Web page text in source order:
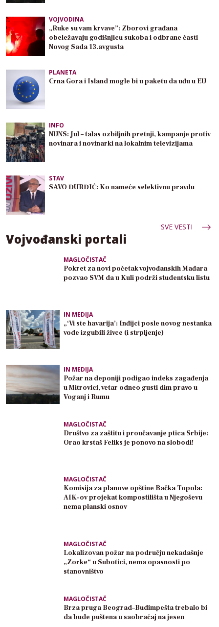
VOJVODINA
„Ruke su vam krvave”: Zborovi građana
obeležavaju godišnjicu sukoba i odbrane časti
Novog Sada 13.avgusta
PLANETA
Crna Gora i Island mogle bi u paketu da uđu u EU
INFO
NUNS: Jul – talas ozbiljnih pretnji, kampanje protiv
novinara i novinarki na lokalnim televizijama
STAV
SAVO ĐURĐIĆ: Ko nameće selektivnu pravdu
SVE VESTI
Vojvođanski portali
MAGLOČISTAČ
Pokret za novi početak vojvođanskih Mađara
pozvao SVM da u Kuli podrži studentsku listu
IN MEDIJA
„‘Vi ste havarija’: Inđijci posle novog nestanka
vode izgubili živce (i strpljenje)
IN MEDIJA
Požar na deponiji podigao indeks zagađenja
u Mitrovici, vetar odneo gusti dim pravo u
Voganj i Rumu
MAGLOČISTAČ
Društvo za zaštitu i proučavanje ptica Srbije:
Orao krstaš Feliks je ponovo na slobodi!
MAGLOČISTAČ
Komisija za planove opštine Bačka Topola:
AIK-ov projekat kompostilišta u Njegoševu
nema planski osnov
MAGLOČISTAČ
Lokalizovan požar na području nekadašnje
„Zorke“ u Subotici, nema opasnosti po
stanovništvo
MAGLOČISTAČ
Brza pruga Beograd–Budimpešta trebalo bi
da bude puštena u saobraćaj na jesen